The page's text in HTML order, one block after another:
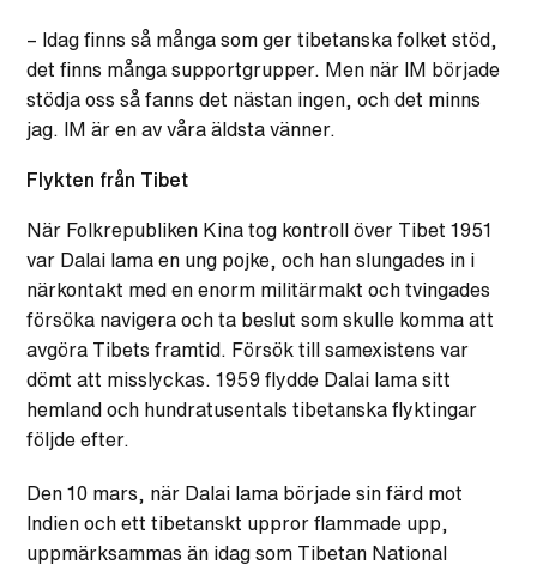
– Idag finns så många som ger tibetanska folket stöd,
det finns många supportgrupper. Men när IM började
stödja oss så fanns det nästan ingen, och det minns
jag. IM är en av våra äldsta vänner.
Flykten från Tibet
När Folkrepubliken Kina tog kontroll över Tibet 1951
var Dalai lama en ung pojke, och han slungades in i
närkontakt med en enorm militärmakt och tvingades
försöka navigera och ta beslut som skulle komma att
avgöra Tibets framtid. Försök till samexistens var
dömt att misslyckas. 1959 flydde Dalai lama sitt
hemland och hundratusentals tibetanska flyktingar
följde efter.
Den 10 mars, när Dalai lama började sin färd mot
Indien och ett tibetanskt uppror flammade upp,
uppmärksammas än idag som Tibetan National